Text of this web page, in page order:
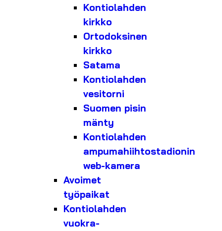
Kontiolahden
kirkko
Ortodoksinen
kirkko
Satama
Kontiolahden
vesitorni
Suomen pisin
mänty
Kontiolahden
ampumahiihtostadionin
web-kamera
Avoimet
työpaikat
Kontiolahden
vuokra-